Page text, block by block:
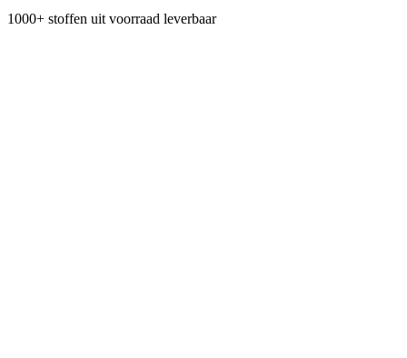
1000+ stoffen uit voorraad leverbaar